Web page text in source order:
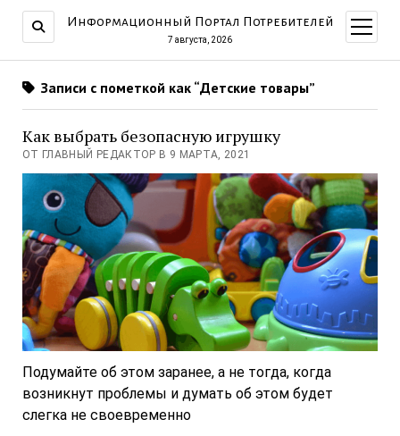
Информационный Портал Потребителей
7 августа, 2026
меню
Записи с пометкой как “Детские товары”
Как выбрать безопасную игрушку
ОТ ГЛАВНЫЙ РЕДАКТОР В 9 МАРТА, 2021
Подумайте об этом заранее, а не тогда, когда
возникнут проблемы и думать об этом будет
слегка не своевременно